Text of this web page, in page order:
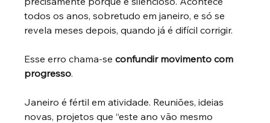
todos os anos, sobretudo em janeiro, e só se
revela meses depois, quando já é difícil corrigir.
Esse erro chama-se confundir movimento com
progresso.
Janeiro é fértil em atividade. Reuniões, ideias
novas, projetos que “este ano vão mesmo